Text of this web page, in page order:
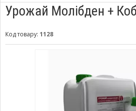
Урожай Молібден +
Код товару: 1128